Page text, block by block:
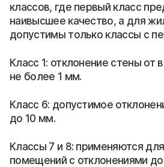
классов, где первый класс
наивысшее качество, а для
допустимы только классы с
Класс 1: отклонение стены от
не более 1 мм.
Класс 6: допустимое
до 10 мм.
Классы 7 и 8: применяются
помещений с отклонениями